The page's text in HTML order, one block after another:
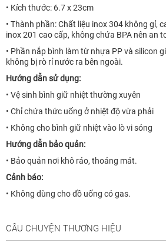
• Kích thước: 6.7 x 23cm
• Thành phần: Chất liệu inox 304 không gỉ,
inox 201 cao cấp, không chứa BPA nên an
• Phần nắp bình làm từ nhựa PP và silicon
không bị rò rỉ nước ra bên ngoài.
Hướng dẫn sử dụng:
• Vệ sinh bình giữ nhiệt thường xuyên
• Chỉ chứa thức uống ở nhiệt độ vừa phải
• Không cho bình giữ nhiệt vào lò vi sóng
Hướng dẫn bảo quản:
• Bảo quản nơi khô ráo, thoáng mát.
Cảnh báo:
• Không dùng cho đồ uống có gas.
CÂU CHUYỆN THƯƠNG HIỆU